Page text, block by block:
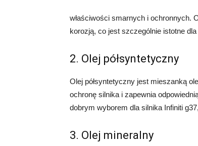
właściwości smarnych i ochronnych.
korozją, co jest szczególnie istotne
2. Olej półsyntetyczny
Olej półsyntetyczny jest mieszanką
ochronę silnika i zapewnia
dobrym wyborem dla silnika Infiniti
3. Olej mineralny